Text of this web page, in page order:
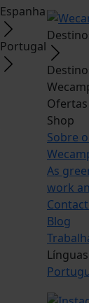
Espanha
Portugal
Ofertas
Shop
Sobre
As
work
Blog